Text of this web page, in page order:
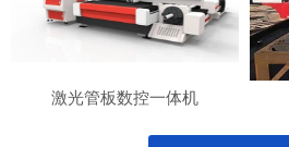
激光管板数控一体机